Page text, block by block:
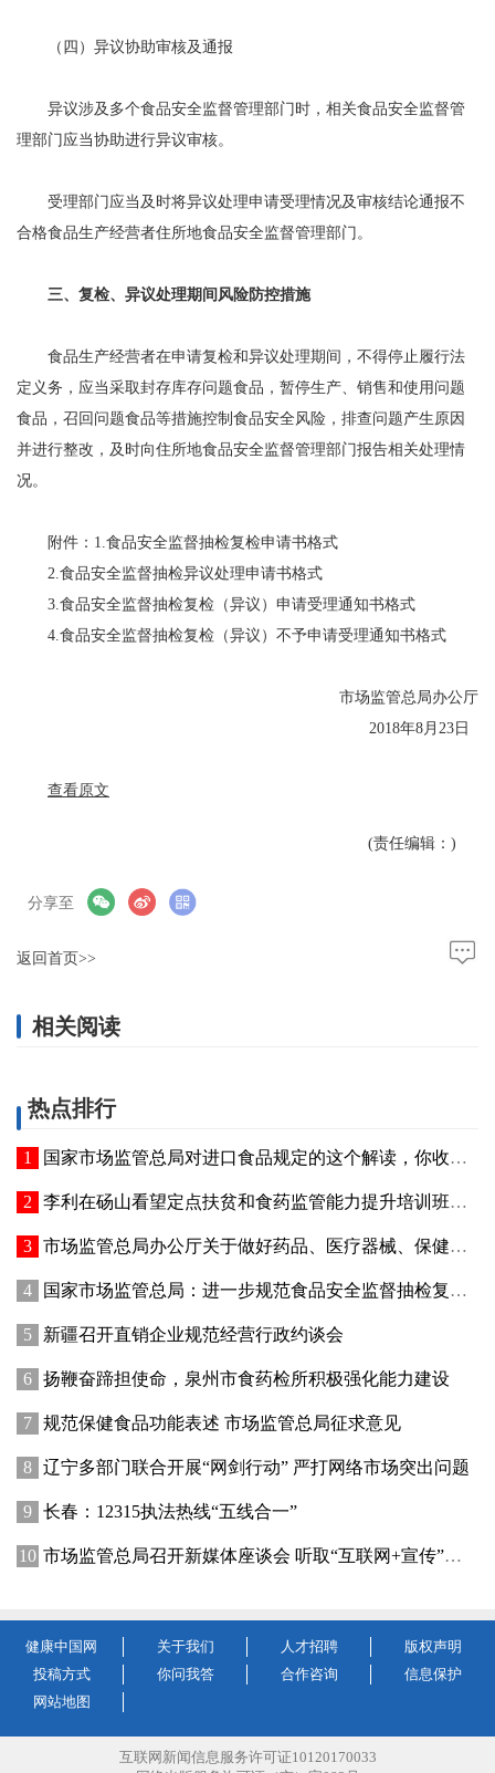
（四）异议协助审核及通报
异议涉及多个食品安全监督管理部门时，相关食品安全监督管
理部门应当协助进行异议审核。
受理部门应当及时将异议处理申请受理情况及审核结论通报不
合格食品生产经营者住所地食品安全监督管理部门。
三、复检、异议处理期间风险防控措施
食品生产经营者在申请复检和异议处理期间，不得停止履行法
定义务，应当采取封存库存问题食品，暂停生产、销售和使用问题
食品，召回问题食品等措施控制食品安全风险，排查问题产生原因
并进行整改，及时向住所地食品安全监督管理部门报告相关处理情
况。
附件：1.食品安全监督抽检复检申请书格式
2.食品安全监督抽检异议处理申请书格式
3.食品安全监督抽检复检（异议）申请受理通知书格式
4.食品安全监督抽检复检（异议）不予申请受理通知书格式
市场监管总局办公厅
2018年8月23日
查看原文
(责任编辑：)
分享至
返回首页>>
相关阅读
热点排行
国家市场监管总局对进口食品规定的这个解读，你收到了吗？
李利在砀山看望定点扶贫和食药监管能力提升培训班师生
市场监管总局办公厅关于做好药品、医疗器械、保健食品、特殊医学用途配方食品广告审查工作的通知
国家市场监管总局：进一步规范食品安全监督抽检复检和异议工作
新疆召开直销企业规范经营行政约谈会
扬鞭奋蹄担使命，泉州市食药检所积极强化能力建设
规范保健食品功能表述 市场监管总局征求意见
辽宁多部门联合开展“网剑行动” 严打网络市场突出问题
长春：12315执法热线“五线合一”
市场监管总局召开新媒体座谈会 听取“互联网+宣传”建议
健康中国网 关于我们 人才招聘
版权声明
投稿方式
你问我答 合作咨询
信息保护
网站地图
互联网新闻信息服务许可证10120170033